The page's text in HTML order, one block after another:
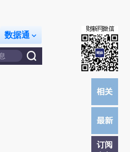
数据通
订阅